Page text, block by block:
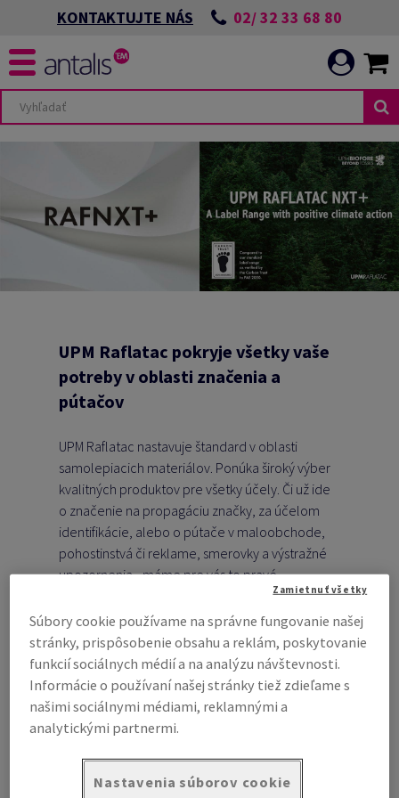
KONTAKTUJTE NÁS 02/ 32 33 68 80
UPM Raflatac pokryje všetky vaše
potreby v oblasti značenia a
pútačov
UPM Raflatac nastavuje štandard v oblasti
samolepiacich materiálov. Ponúka široký výber
kvalitných produktov pre všetky účely. Či už ide
o značenie na propagáciu značky, za účelom
identifikácie, alebo o pútače v maloobchode,
pohostinstvá či reklame, smerovky a výstražné
upozornenia - máme pre vás to pravé
Produkty UPM Raflatac ponúkajú ten
správny výber lícových materiálov, lepidiel a
podkladov, ktoré splnia estetické i funkčné
požiadavky vašej aplikácie.A čo je dôležité, je
zaručená aj udržateľnosť vzhľadom na to, že
výrobné závody majú certifikáciu ISO14001,
mnoho produktov má certifikáciu FSC a
rozpúšťadlá.
Súbory cookie používame na správne fungovanie našej
stránky, prispôsobenie obsahu a reklám, poskytovanie
funkcií sociálnych médií a na analýzu návštevnosti.
Informácie o používaní našej stránky tiež zdieľame s
našimi sociálnymi médiami, reklamnými a
analytickými partnermi.
Nastavenia súborov cookie
Zamietnuť všetky